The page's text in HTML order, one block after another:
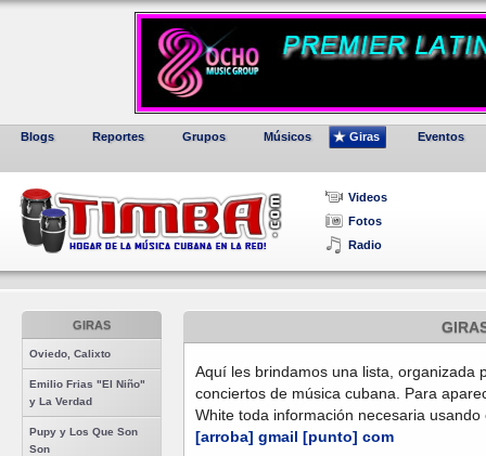
Blogs Reportes Grupos Músicos Giras Eventos
Videos
Fotos
Radio
GIRAS
Oviedo, Calixto
Emilio Frias "El Niño"
y La Verdad
Pupy y Los Que Son
Son
Aquí les brindamos una lista, organizada
conciertos de música cubana. Para
White toda información necesaria
[arroba] gmail [punto] com